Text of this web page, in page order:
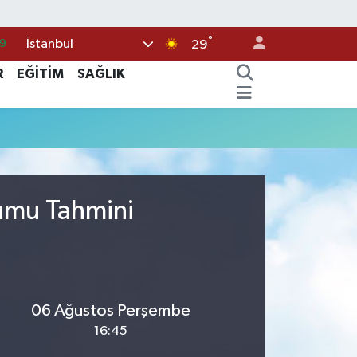
İstanbul 29°
EĞİTİM
SAĞLIK
Tahmini
06 Ağustos Perşembe
16:45